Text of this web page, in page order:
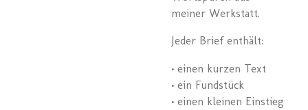
meiner Werkstatt.
Jeder Brief enthält:
• einen kurzen Text
• ein Fundstück
• einen kleinen Einstieg